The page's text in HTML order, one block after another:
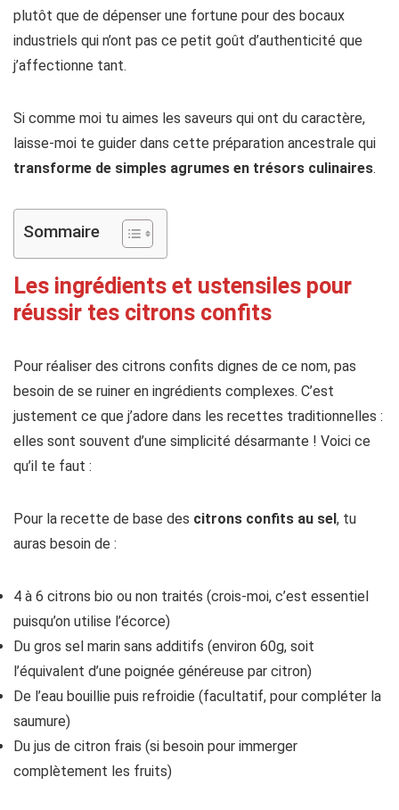
plutôt que de dépenser une fortune pour des bocaux
industriels qui n’ont pas ce petit goût d’authenticité que
j’affectionne tant.
Si comme moi tu aimes les saveurs qui ont du caractère,
laisse-moi te guider dans cette préparation ancestrale qui
transforme de simples agrumes en trésors culinaires.
Sommaire
Les ingrédients et ustensiles pour
réussir tes citrons confits
Pour réaliser des citrons confits dignes de ce nom, pas
besoin de se ruiner en ingrédients complexes. C’est
justement ce que j’adore dans les recettes traditionnelles :
elles sont souvent d’une simplicité désarmante ! Voici ce
qu’il te faut :
Pour la recette de base des citrons confits au sel, tu
auras besoin de :
4 à 6 citrons bio ou non traités (crois-moi, c’est essentiel
puisqu’on utilise l’écorce)
Du gros sel marin sans additifs (environ 60g, soit
l’équivalent d’une poignée généreuse par citron)
De l’eau bouillie puis refroidie (facultatif, pour compléter la
saumure)
Du jus de citron frais (si besoin pour immerger
complètement les fruits)